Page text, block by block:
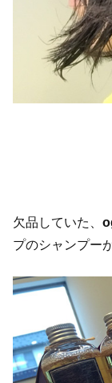
欠品していた、
プのシャンプー